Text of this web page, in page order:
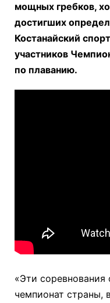
мощных гребков,
достигших
Костанайский
участников
по плаванию.
«Эти
чемпионат страны,